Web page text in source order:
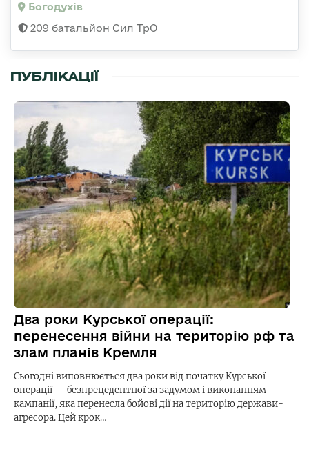
Богодухів
209 батальйон Сил ТрО
ПУБЛІКАЦІЇ
Два роки Курської операції:
перенесення війни на територію рф та
злам планів Кремля
Сьогодні виповнюється два роки від початку Курської
операції — безпрецедентної за задумом і виконанням
кампанії, яка перенесла бойові дії на територію держави-
агресора. Цей крок…